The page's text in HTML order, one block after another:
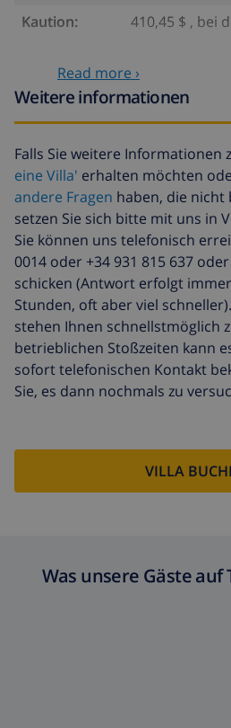
Kaution:
410,45 $ , bei
Optionale leistungen
Kindersitz
2,35 $
Verspätete ankunft
58,64 $
zahlen
Reiserücktrittsfonds:
4.80%
Read more ›
Weitere informationen
Falls Sie weitere Informationen
eine Villa' erhalten möchten
andere Fragen haben, die
setzen Sie sich bitte mit uns in
Sie können uns telefonisch
0014 oder +34 931 815 637
schicken (Antwort erfolgt
Stunden, oft aber viel
stehen Ihnen schnellstmöglich
betrieblichen Stoßzeiten kann
sofort telefonischen Kontakt
Sie, es dann nochmals zu
VILLA
Was unsere Gäste auf